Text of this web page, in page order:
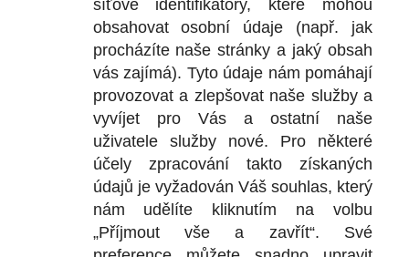
síťové identifikátory, které mohou
obsahovat osobní údaje (např. jak
procházíte naše stránky a jaký obsah
vás zajímá). Tyto údaje nám pomáhají
provozovat a zlepšovat naše služby a
vyvíjet pro Vás a ostatní naše
uživatele služby nové. Pro některé
účely zpracování takto získaných
údajů je vyžadován Váš souhlas, který
nám udělíte kliknutím na volbu
„Příjmout vše a zavřít“. Své
Obchodní
Ochrana